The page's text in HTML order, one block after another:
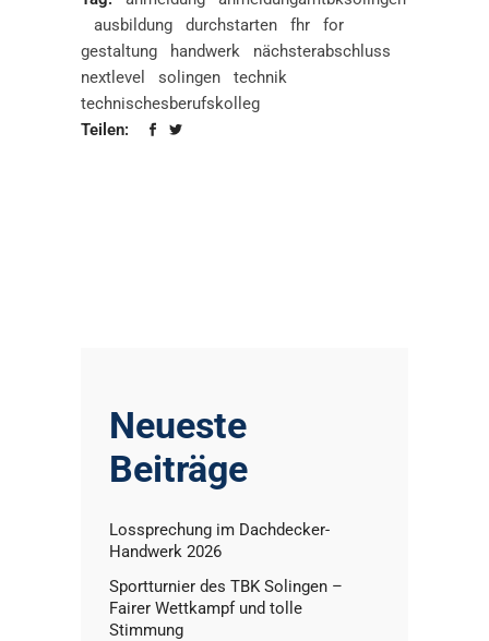
ausbildung
durchstarten fhr
for
gestaltung
handwerk
nächsterabschluss
nextlevel
solingen
technik
technischesberufskolleg
Teilen:
Neueste
Beiträge
Lossprechung im Dachdecker-
Handwerk 2026
Sportturnier des TBK Solingen –
Fairer Wettkampf und tolle
Stimmung